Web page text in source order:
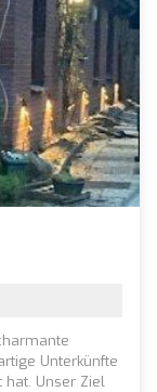
Unterkünfte
Unser Ziel